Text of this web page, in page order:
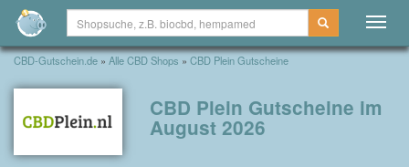
CBD-Gutschein.de » Alle CBD Shops » CBD Plein Gutscheine
CBD Plein Gutscheine im
August 2026